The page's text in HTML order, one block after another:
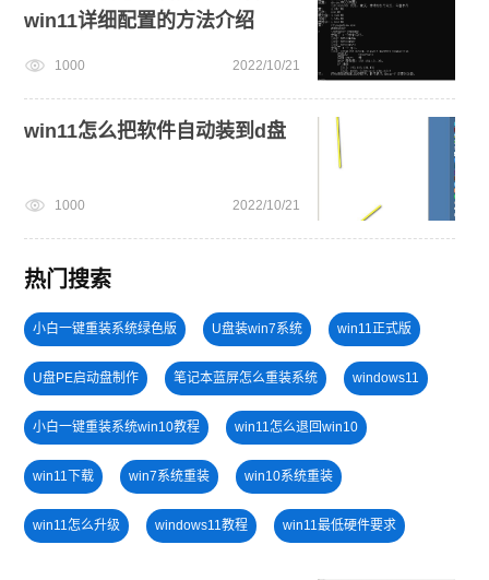
win11详细配置的方法介绍
1000 2022/10/21
win11怎么把软件自动装到d盘
1000 2022/10/21
热门搜索
小白一键重装系统绿色版 U盘装win7系统 win11正式版
U盘PE启动盘制作 笔记本蓝屏怎么重装系统 windows11
小白一键重装系统win10教程 win11怎么退回win10
win11下载 win7系统重装 win10系统重装
win11怎么升级 windows11教程 win11最低硬件要求